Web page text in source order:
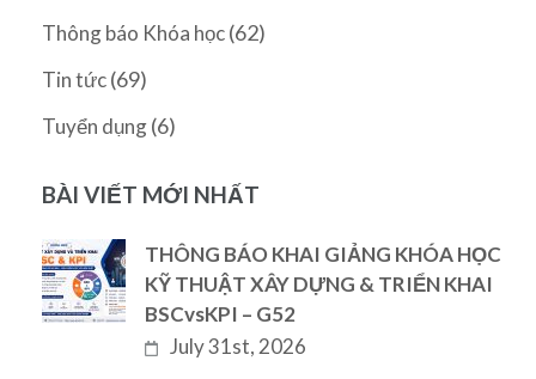
Thông báo Khóa học(62)
Tin tức(69)
Tuyển dụng(6)
BÀI VIẾT MỚI NHẤT
THÔNG BÁO KHAI GIẢNG KHÓA HỌC
KỸ THUẬT XÂY DỰNG & TRIỂN KHAI
BSCvsKPI – G52
July 31st, 2026